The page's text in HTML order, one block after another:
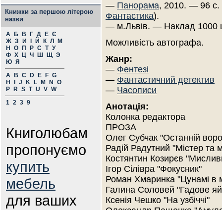
Книжки за першою літерою
назви
А Б В Г Д Е Є
Ж З И Й К Л
М
Н
О П Р С Т У
Ф Х Ц Ч Ш Щ Э
Ю Я
A
B C D E F G
H
J K L M N
O
P
R S T U V W
1 2 3 9
Книголюбам
пропонуємо
купить
мебель
для ваших
— Панорама, 2010. — 96
Фантастика).
— м.Львів. — Наклад 1000
Можливість автографа.
Жанр:
— Фентезі
— Фантастичний детектив
— Часописи
Анотація:
Колонка редактора
ПРОЗА
Олег Субчак "Останній
Радій Радутний "Містер та
Костянтин Козирєв
Ігор Сілівра "Фокусник"
Роман Хмаринка "Цунамі в
Галина Соловей "Гадове
Ксенія Чешко "На узбіччі"